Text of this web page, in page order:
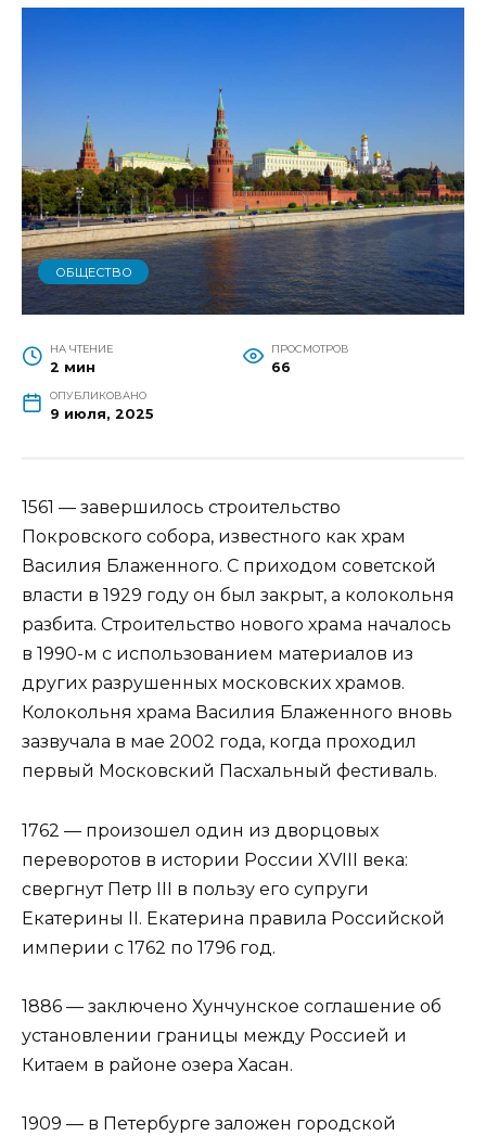
ОБЩЕСТВО
НА ЧТЕНИЕ
2 мин
ПРОСМОТРОВ
66
ОПУБЛИКОВАНО
9 июля, 2025
1561 — завершилось строительство
Покровского собора, известного как храм
Василия Блаженного. С приходом советской
власти в 1929 году он был закрыт, а колокольня
разбита. Строительство нового храма началось
в 1990-м с использованием материалов из
других разрушенных московских храмов.
Колокольня храма Василия Блаженного вновь
зазвучала в мае 2002 года, когда проходил
первый Московский Пасхальный фестиваль.
1762 — произошел один из дворцовых
переворотов в истории России XVIII века:
свергнут Петр III в пользу его супруги
Екатерины II. Екатерина правила Российской
империи с 1762 по 1796 год.
1886 — заключено Хунчунское соглашение об
установлении границы между Россией и
Китаем в районе озера Хасан.
1909 — в Петербурге заложен городской